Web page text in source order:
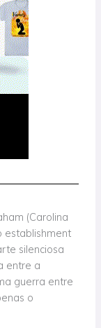
(Carolina
establishment
silenciosa
entre a
guerra entre
o